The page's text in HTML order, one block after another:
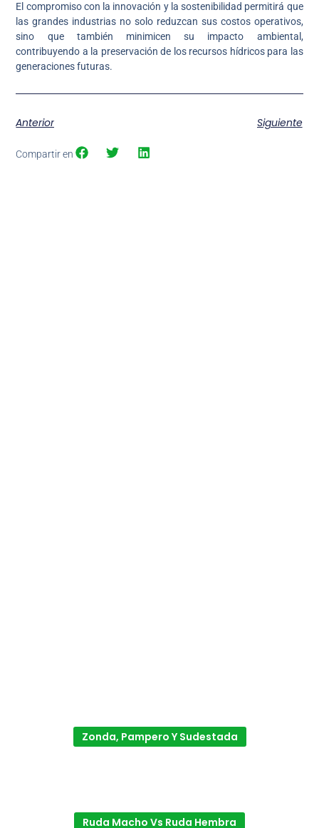
El compromiso con la innovación y la sostenibilidad permitirá que
las grandes industrias no solo reduzcan sus costos operativos,
sino que también minimicen su impacto ambiental,
contribuyendo a la preservación de los recursos hídricos para las
generaciones futuras.
Anterior Siguiente
Compartir en
Zonda, Pampero Y Sudestada
Ruda Macho Vs Ruda Hembra